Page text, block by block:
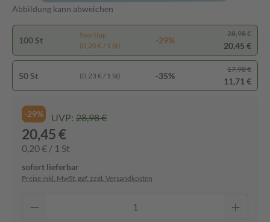
Abbildung kann abweichen
100 St
Spartipp
(0,20 € / 1 St)
-29%
28,98 €
20,45 €
50 St (0,23 € / 1 St) -35%
17,98 €
11,71 €
-29% UVP: 28,98 €
20,45 €
0,20 € / 1 St
sofort lieferbar
Preise inkl. MwSt. ggf. zzgl. Versandkosten